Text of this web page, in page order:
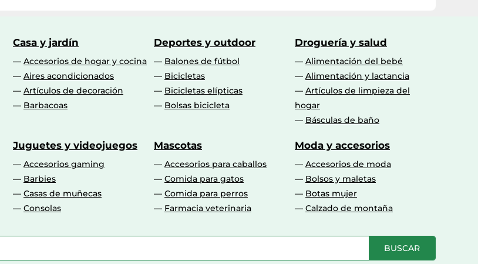
Casa y jardín
Accesorios de hogar y cocina
Aires acondicionados
Artículos de decoración
Barbacoas
Deportes y outdoor
Balones de fútbol
Bicicletas
Bicicletas elípticas
Bolsas bicicleta
Droguería y salud
Alimentación del bebé
Alimentación y lactancia
Artículos de limpieza del
hogar
Básculas de baño
Juguetes y videojuegos
Accesorios gaming
Barbies
Casas de muñecas
Consolas
Mascotas
Accesorios para caballos
Comida para gatos
Comida para perros
Farmacia veterinaria
Moda y accesorios
Accesorios de moda
Bolsos y maletas
Botas mujer
Calzado de montaña
BUSCAR